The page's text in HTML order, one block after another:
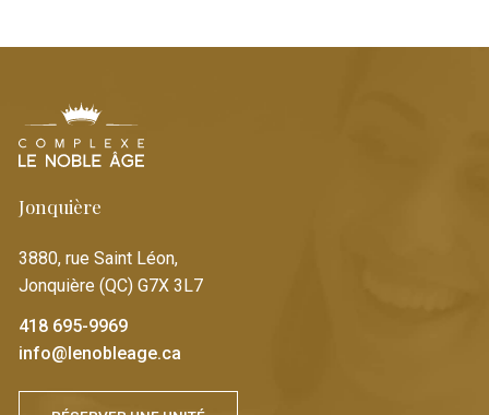
Jonquière
3880, rue Saint Léon,
Jonquière (QC) G7X 3L7
418 695-9969
info@lenobleage.ca